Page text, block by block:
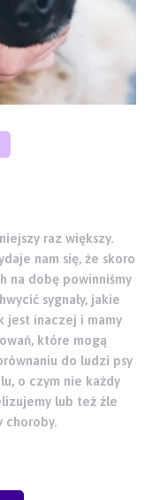
raz większy.
nam się, że skoro
na dobę powinniśmy
sygnały, jakie
jest inaczej i mamy
które mogą
do ludzi psy
o czym nie każdy
lub też źle
choroby.